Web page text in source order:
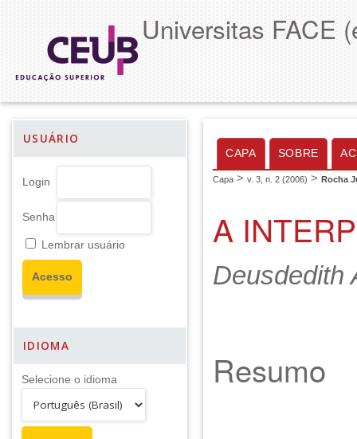
Universitas FACE
USUÁRIO
Login
Senha
Lembrar usuário
IDIOMA
Selecione o idioma
CAPA SOBRE
Capa > v. 3, n. 2 (2006) > Rocha
A
Deusdedith
Resumo